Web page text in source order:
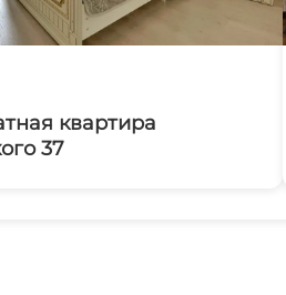
квартира
37